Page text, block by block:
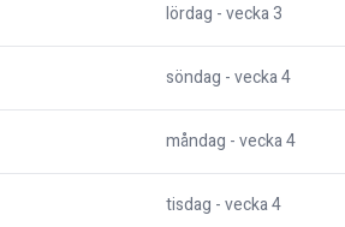
lördag - vecka3
söndag - vecka4
måndag - vecka4
tisdag - vecka4